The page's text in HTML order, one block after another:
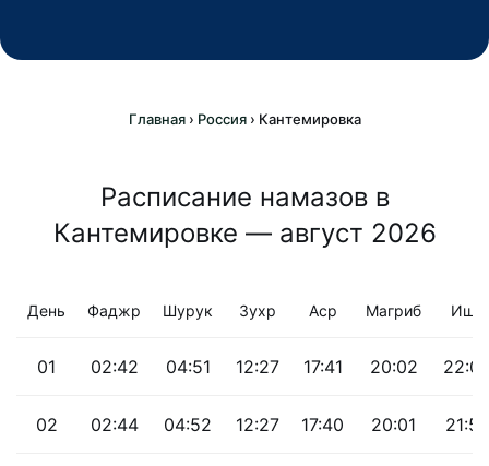
Главная› Россия› Кантемировка
Расписание намазов в
Кантемировке — август 2026
День Фаджр Шурук Зухр Аср Магриб Иша
01 02:42 04:51 12:27 17:41 20:02
02 02:44 04:52 12:27 17:40 20:01 21:57